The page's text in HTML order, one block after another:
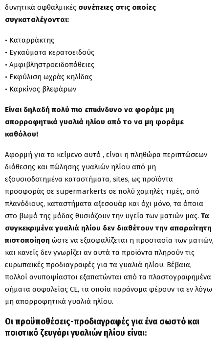
δυνητικά οφθαλμικές συνέπειες στις οποίες
συγκαταλέγονται:
• Καταρράκτης
• Εγκαύματα κερατοειδούς
• Αμφιβληστροειδοπάθειες
• Εκφύλιση ωχράς κηλίδας
• Καρκίνος βλεφάρων
Είναι δηλαδή πολύ πιο επικίνδυνο να φοράμε μη
απορροφητικά γυαλιά ηλίου από το να μη φοράμε
καθόλου!
Αφορμή για το κείμενο αυτό , είναι η πληθώρα περιπτώσεων
διάθεσης και πώλησης γυαλιών ηλίου από μη
εξουσιοδοτημένα καταστήματα, sites, ως προϊόντα
προσφοράς σε supermarkerts σε πολύ χαμηλές τιμές, από
πλανόδιους, καταστήματα αξεσουάρ και όχι μόνο, τα όποια
στο βωμό της μόδας θυσιάζουν την υγεία των ματιών μας. Τα
συγκεκριμένα γυαλιά ηλίου δεν διαθέτουν την απαραίτητη
πιστοποίηση ώστε να εξασφαλίζεται η προστασία των ματιών,
και κανείς δεν γνωρίζει αν αυτά τα προϊόντα πληρούν τις
ευρωπαϊκές προδιαγραφές για τα γυαλιά ηλίου. Βέβαια,
πολλοί ανυποψίαστοι εξαπατώνται από τα πλαστογραφημένα
σήματα ασφαλείας CE, τα οποία παράνομα φέρουν τα εν λόγω
μη απορροφητικά γυαλιά ηλίου.
Οι προϋποθέσεις-προδιαγραφές για ένα σωστό και
ποιοτικό ζευγάρι γυαλιών ηλίου είναι: